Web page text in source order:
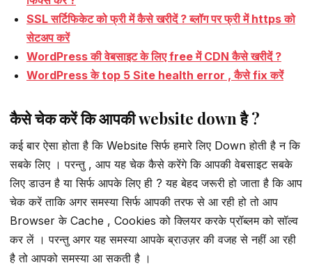
SSL सर्टिफिकेट को फ्री में कैसे खरीदें ? ब्लॉग पर फ्री में https को
सेटअप करें
WordPress की वेबसाइट के लिए free में CDN कैसे खरीदें ?
WordPress के top 5 Site health error , कैसे fix करें
कैसे चेक करें कि आपकी website down है ?
कई बार ऐसा होता है कि Website सिर्फ हमारे लिए Down होती है न कि
सबके लिए । परन्तु , आप यह चेक कैसे करेंगे कि आपकी वेबसाइट सबके
लिए डाउन है या सिर्फ आपके लिए ही ? यह बेहद जरूरी हो जाता है कि आप
चेक करें ताकि अगर समस्या सिर्फ आपकी तरफ से आ रही हो तो आप
Browser के Cache , Cookies को क्लियर करके प्रॉब्लम को सॉल्व
कर लें । परन्तु अगर यह समस्या आपके ब्राउज़र की वजह से नहीं आ रही
है तो आपको समस्या आ सकती है ।